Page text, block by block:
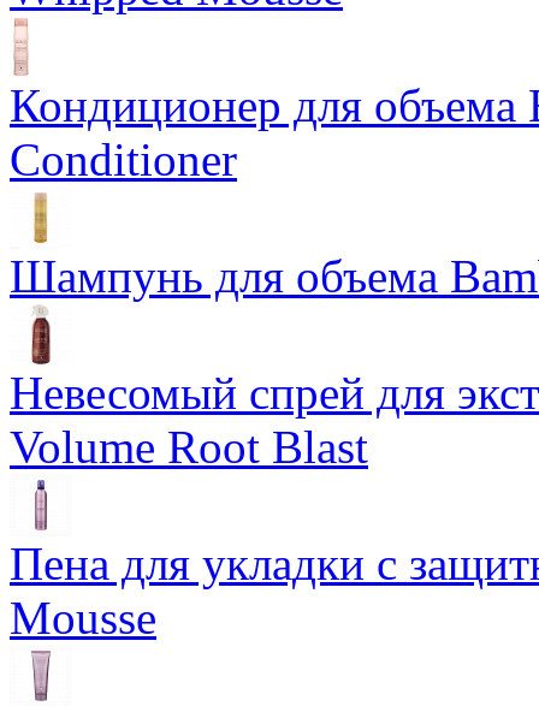
Кондиционер для объема
Conditioner
Шампунь для объема
Невесомый спрей для
Volume Root Blast
Пена для укладки с
Mousse